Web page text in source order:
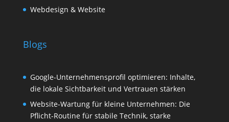
Webdesign & Website
Blogs
Google-Unternehmensprofil optimieren: Inhalte,
die lokale Sichtbarkeit und Vertrauen stärken
Website-Wartung für kleine Unternehmen: Die
Pflicht-Routine für stabile Technik, starke